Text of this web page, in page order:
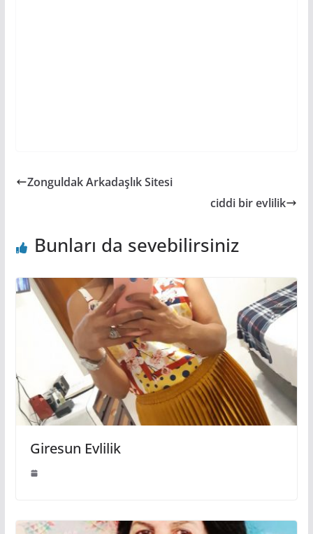
Zonguldak Arkadaşlık Sitesi
ciddi bir evlilik
Bunları da sevebilirsiniz
Giresun Evlilik